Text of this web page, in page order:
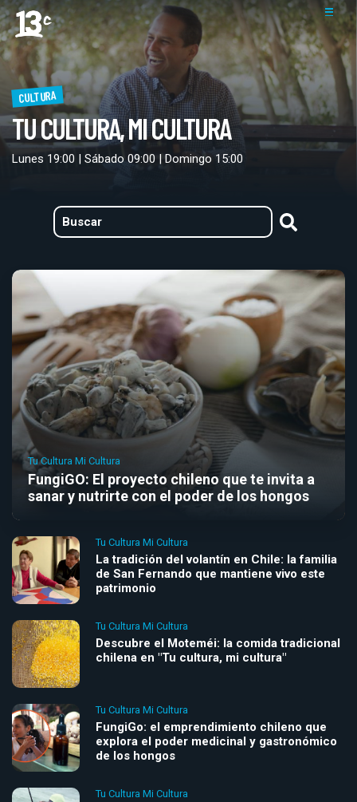
CULTURA
TU CULTURA, MI CULTURA
Lunes 19:00 | Sábado 09:00 | Domingo 15:00
Tu Cultura Mi Cultura
FungiGO: El proyecto chileno que te invita a
sanar y nutrirte con el poder de los hongos
Tu Cultura Mi Cultura
La tradición del volantín en Chile: la familia
de San Fernando que mantiene vivo este
patrimonio
Tu Cultura Mi Cultura
Descubre el Moteméi: la comida tradicional
chilena en "Tu cultura, mi cultura"
Tu Cultura Mi Cultura
FungiGo: el emprendimiento chileno que
explora el poder medicinal y gastronómico
de los hongos
Tu Cultura Mi Cultura